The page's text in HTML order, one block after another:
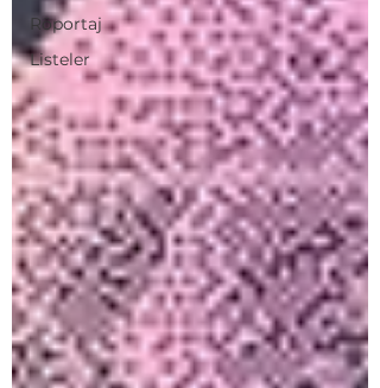
Röportaj
Listeler